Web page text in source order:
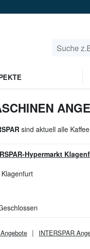
sind aktuell alle
Hypermarkt
Klagenfurt
Angebote INTERSPAR